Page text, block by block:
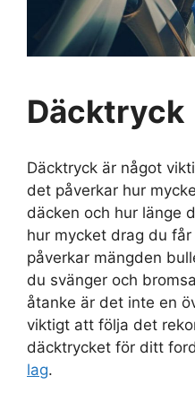
Däcktryck
Däcktryck är något
det påverkar hur
däcken och hur länge
hur mycket drag du
påverkar mängden
du svänger och
åtanke är det inte en
viktigt att följa det
däcktrycket för ditt
lag.